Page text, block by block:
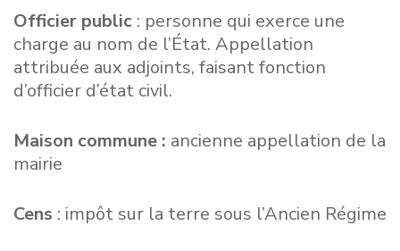
Officier public : personne qui exerce une
charge au nom de l’État. Appellation
attribuée aux adjoints, faisant fonction
d’officier d’état civil.
Maison commune : ancienne appellation de la
mairie
Cens : impôt sur la terre sous l’Ancien Régime